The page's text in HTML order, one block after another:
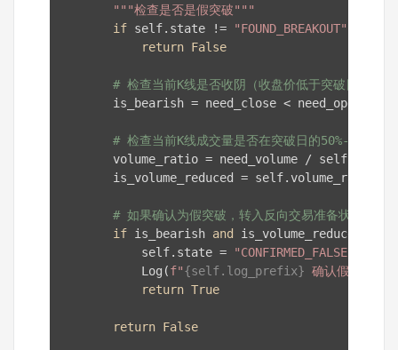
"""检查是否是假突破"""
if self.state != "FOUND_BREAKOUT"
return False
# 检查当前K线是否收阴（收盘价低于突破日收盘价
        is_bearish = need_close < need_open
# 检查当前K线成交量是否在突破日的50%-80%之间
volume_ratio = need_volume /
is_volume_reduced =
# 如果确认为假突破，转入反向交易准备状态
if is_bearish and
is_volume_reduced:
            self.state =
"CONFIRMED_FALSE"
            Log(
f"{self.log_prefix} 确认假突破：
return True
return False